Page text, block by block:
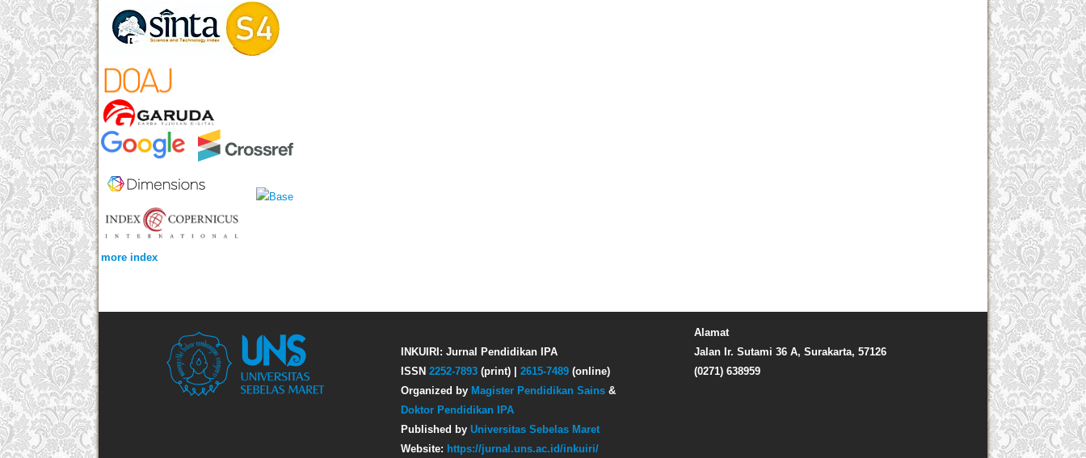
more index
Alamat
Jalan Ir. Sutami 36 A, Surakarta, 57126
(0271) 638959
INKUIRI: Jurnal Pendidikan IPA
ISSN 2252-7893 (print) | 2615-7489 (online)
Organized by Magister Pendidikan Sains &
Doktor Pendidikan IPA
Published by Universitas Sebelas Maret
Website: https://jurnal.uns.ac.id/inkuiri/